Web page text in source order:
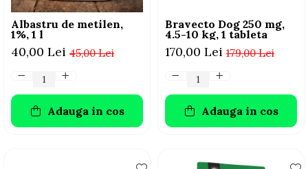
Albastru de metilen,
1%, 1 l
45,00 Lei
40,00 Lei
Adauga in cos
Bravecto Dog 250 mg,
4.5-10 kg, 1 tableta
179,00 Lei
170,00 Lei
Adauga in cos